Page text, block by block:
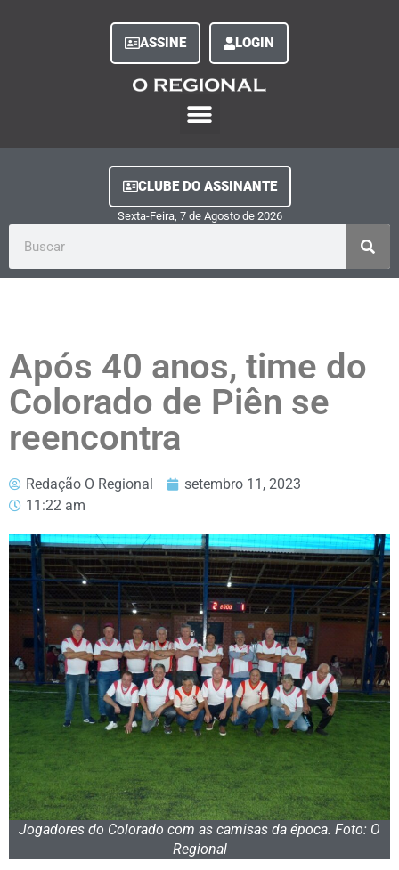
ASSINE LOGIN
CLUBE DO ASSINANTE
Sexta-Feira, 7de Agostode 2026
Após 40 anos, time do
Colorado de Piên se
reencontra
Redação O Regional
setembro 11, 2023
11:22 am
Jogadores do Colorado com as camisas da época. Foto: O
Regional